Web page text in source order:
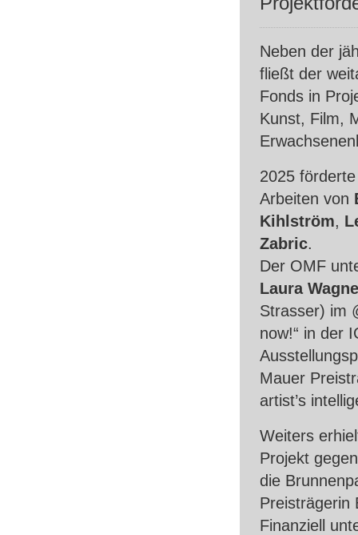
Neben der
fließt der
Fonds in
Kunst, Film,
2025
Arbeiten von
Kihlström,
Zabric.
Der OMF
Laura
Strasser) im
now!“ in der
Mauer
artist’s
Weiters
Projekt
die
Preisträgerin
Finanziell